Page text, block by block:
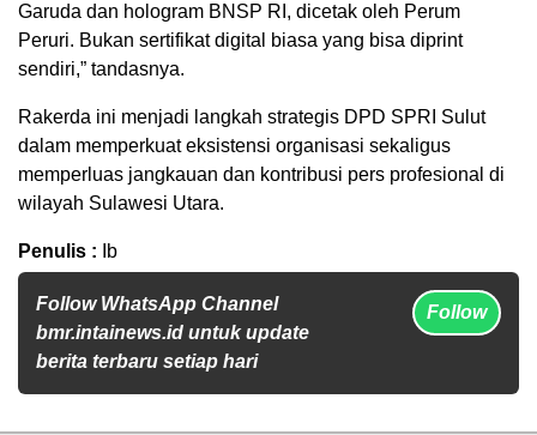
Garuda dan hologram BNSP RI, dicetak oleh Perum
Peruri. Bukan sertifikat digital biasa yang bisa diprint
sendiri,” tandasnya.
Rakerda ini menjadi langkah strategis DPD SPRI Sulut
dalam memperkuat eksistensi organisasi sekaligus
memperluas jangkauan dan kontribusi pers profesional di
wilayah Sulawesi Utara.
Penulis : Ib
Follow WhatsApp Channel
bmr.intainews.id untuk update
berita terbaru setiap hari
Follow